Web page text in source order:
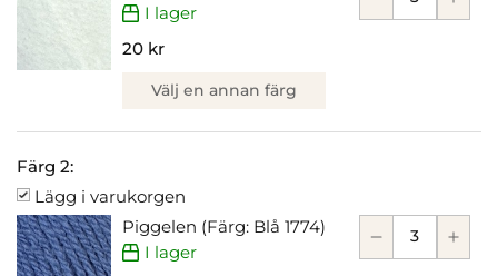
I lager
20 kr
Välj en annan färg
Färg 2:
Lägg i varukorgen
Piggelen (Färg: Blå 1774)
I lager